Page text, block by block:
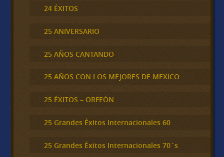
24 ÉXITOS
25 ANIVERSARIO
25 AÑOS CANTANDO
25 AÑOS CON LOS MEJORES DE MEXICO
25 ÉXITOS – ORFEÓN
25 Grandes Éxitos Internacionales 60
25 Grandes Éxitos Internacionales 70´s